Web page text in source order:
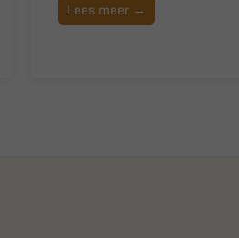
Lees meer →